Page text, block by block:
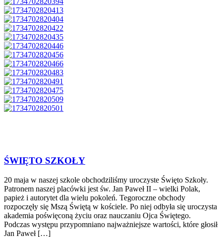
ŚWIĘTO SZKOŁY
20 maja w naszej szkole obchodziliśmy uroczyste Święto Szkoły.
Patronem naszej placówki jest św. Jan Paweł II – wielki Polak,
papież i autorytet dla wielu pokoleń. Tegoroczne obchody
rozpoczęły się Mszą Świętą w kościele. Po niej odbyła się uroczysta
akademia poświęconą życiu oraz nauczaniu Ojca Świętego.
Podczas występu przypomniano najważniejsze wartości, które głosił
Jan Paweł […]